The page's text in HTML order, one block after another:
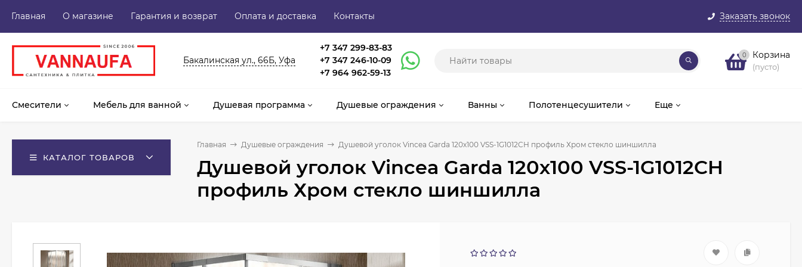
Заказать звонок
Главная О магазине Гарантия и возврат Оплата и доставка Контакты
Бакалинская ул., 66Б, Уфа
+7 347 299-83-83
+7 347 246-10-09
+7 964 962-59-13
0 Корзина
(пусто)
Смесители Мебель для ванной Душевая программа Душевые ограждения Ванны Полотенцесушители Еще
КАТАЛОГ ТОВАРОВ
Главная Душевые ограждения Душевой уголок Vincea Garda 120х100 VSS-1G1012CH профиль Хром стекло шиншилла
Душевой уголок Vincea Garda 120х100 VSS-1G1012CH
профиль Хром стекло шиншилла